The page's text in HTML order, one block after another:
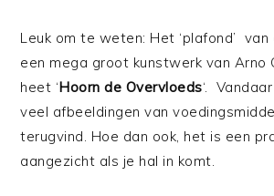
Leuk om te weten: Het ‘plafond’ van
een mega groot kunstwerk van Arno
heet ‘Hoorn de Overvloeds‘.
veel afbeeldingen van
terugvind. Hoe dan ook, het is een
aangezicht als je hal in komt.